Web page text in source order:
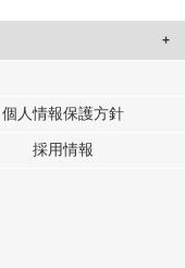
せたコンテンツや広告の
提供しています。
ーに提供した他の情報や、
に収集した他の情報を組み
個人情報保護方針
採用情報